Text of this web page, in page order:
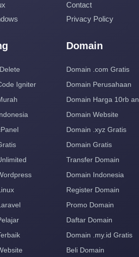
Contact
Privacy Policy
Igniter
Domain
Domain .com Gratis
Domain Perusahaan
Domain Harga 10rb an
Domain Website
Domain .xyz Gratis
Domain Gratis
Transfer Domain
Domain Indonesia
Register Domain
Promo Domain
Daftar Domain
Domain .my.id Gratis
Beli Domain